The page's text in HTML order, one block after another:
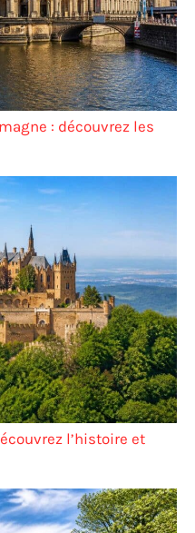
: découvrez les
l’histoire et